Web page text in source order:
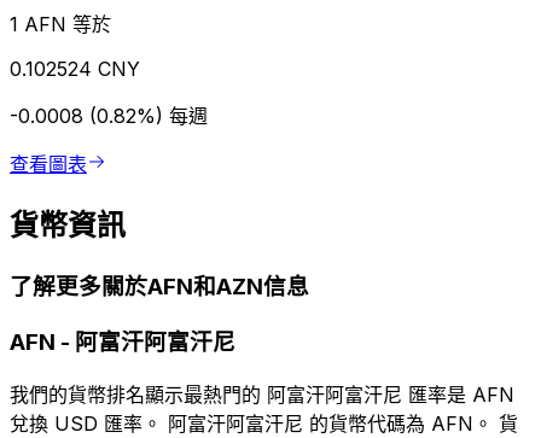
1 AFN 等於
0.102524 CNY
-0.0008 (0.82%) 每週
查看圖表
貨幣資訊
了解更多關於AFN和AZN信息
AFN - 阿富汗阿富汗尼
我們的貨幣排名顯示最熱門的 阿富汗阿富汗尼 匯率是 AFN
兌換 USD 匯率。 阿富汗阿富汗尼 的貨幣代碼為 AFN。 貨